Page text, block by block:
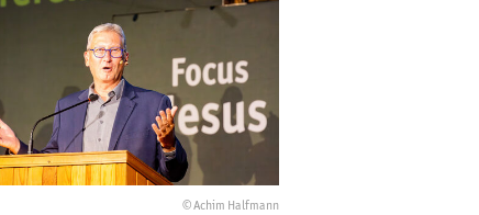
© Achim Halfmann